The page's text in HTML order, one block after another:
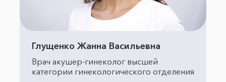
Глущенко Жанна Васильевна
Врач акушер-гинеколог высшей
категории гинекологического отделения